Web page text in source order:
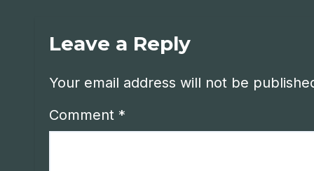
Leave a Reply
Your email address will not be
Comment *